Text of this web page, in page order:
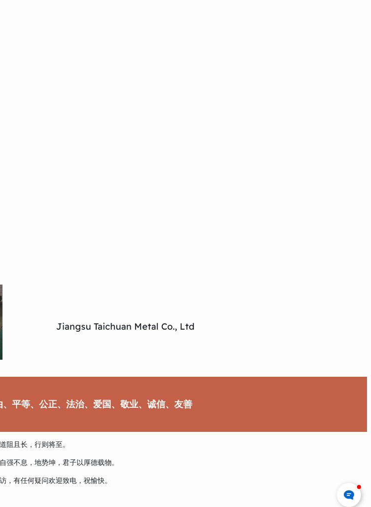
Jiangsu Taichuan Metal Co., Ltd
平等、公正、法治、爱国、敬业、诚信、友善
道阻且长，行则将至。
强不息，地势坤，君子以厚德载物。
，有任何疑问欢迎致电，祝愉快。